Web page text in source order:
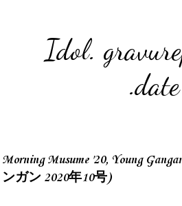
Idol.
.date
Morning Musume '20, Young
ンガン 2020年10号)